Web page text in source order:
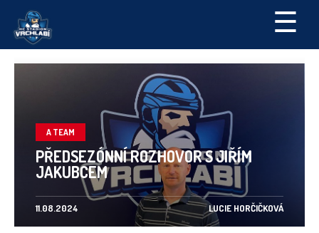
☰
A TEAM
PŘEDSEZÓNNÍ ROZHOVOR S JIŘÍM
JAKUBCEM
11.08.2024 LUCIE HORČIČKOVÁ